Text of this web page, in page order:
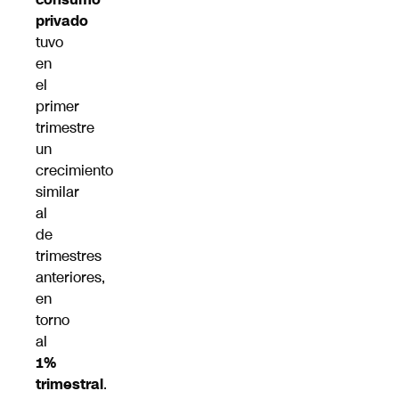
privado
tuvo
en
el
primer
trimestre
un
crecimiento
similar
al
de
trimestres
anteriores,
en
torno
al
1%
trimestral.